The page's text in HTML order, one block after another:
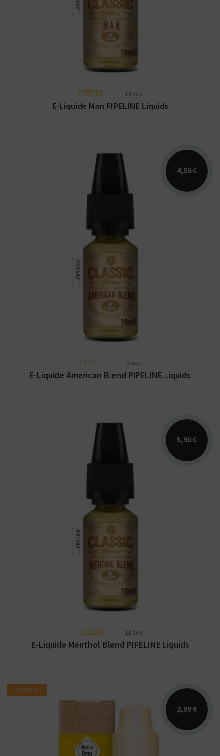
Arômes : blond, noix, pointe d'amertume.
PIPELINE Classic Series. E-liquide disponible
14 avis
E-Liquide Man PIPELINE Liquids
4,50 €
Arômes : blond, miel, caramel, vanille.
PIPELINE Classic Series. E-liquide disponible
8 avis
E-Liquide American Blend PIPELINE Liquids
5,90 €
Arômes : blond, menthol. PIPELINE Classic
Series. E-liquide disponible en 10 et 50ml.
11 avis
E-Liquide Menthol Blend PIPELINE Liquids
PRIX ÉCO !
2,99 €